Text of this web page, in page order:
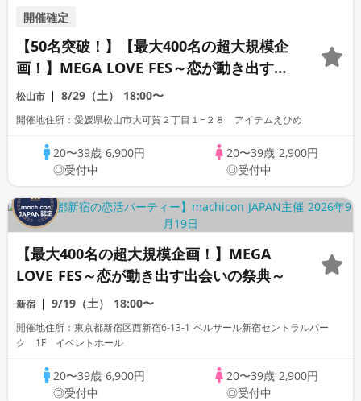
開催確定
【50名突破！】【最大400名の超大規模企
画！】MEGA LOVE FES～恋が動き出す出
会いの祭典～
松山市 8/29（土） 18:00〜
開催地住所：愛媛県松山市大可賀２丁目１−２８ アイテムえひめ
20〜39歳 6,900円
◎受付中
20〜39歳 2,900円
◎受付中
【最大400名の超大規模企画！】MEGA
LOVE FES～恋が動き出す出会いの祭典～
新宿 9/19（土） 18:00〜
開催地住所：東京都新宿区西新宿6-13-1 ベルサール新宿セントラルパー
ク 1F イベントホール
20〜39歳 6,900円
◎受付中
20〜39歳 2,900円
◎受付中